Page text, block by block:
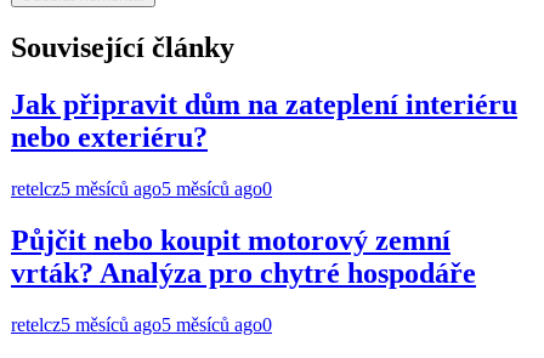
Související články
Jak připravit dům na zateplení interiéru
nebo exteriéru?
retelcz5 měsíců ago5 měsíců ago0
Půjčit nebo koupit motorový zemní
vrták? Analýza pro chytré hospodáře
retelcz5 měsíců ago5 měsíců ago0